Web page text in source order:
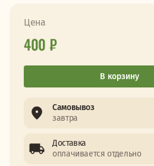
Цена
400 ₽
В корзину
Самовывоз
завтра
Доставка
оплачивается отдельно